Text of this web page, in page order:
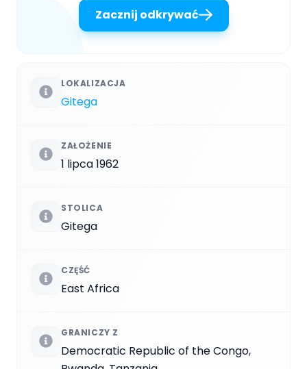
Zacznij odkrywać
LOKALIZACJA
Gitega
ZAŁOŻENIE
1 lipca 1962
STOLICA
Gitega
CZĘŚĆ
East Africa
GRANICZY Z
Democratic Republic of the Congo,